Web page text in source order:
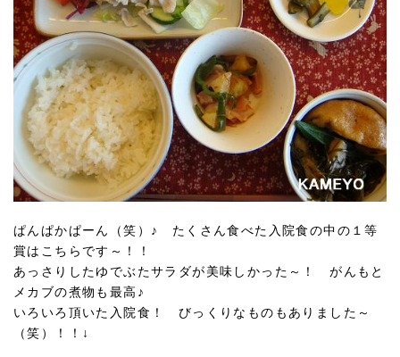
ぱんぱかぱーん（笑）♪ たくさん食べた入院食の中の１等
賞はこちらです～！！
あっさりしたゆでぶたサラダが美味しかった～！ がんもと
メカブの煮物も最高♪
いろいろ頂いた入院食！ びっくりなものもありました～
（笑）！！↓